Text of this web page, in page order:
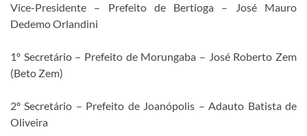
Vice-Presidente – Prefeito de Bertioga – José Mauro
Dedemo Orlandini
1º Secretário – Prefeito de Morungaba – José Roberto Zem
(Beto Zem)
2º Secretário – Prefeito de Joanópolis – Adauto Batista de
Oliveira